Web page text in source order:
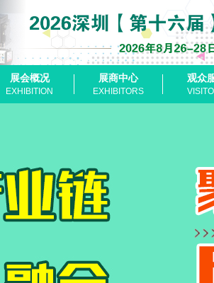
展会概况
EXHIBITION
展商中心
EXHIBITORS
观众